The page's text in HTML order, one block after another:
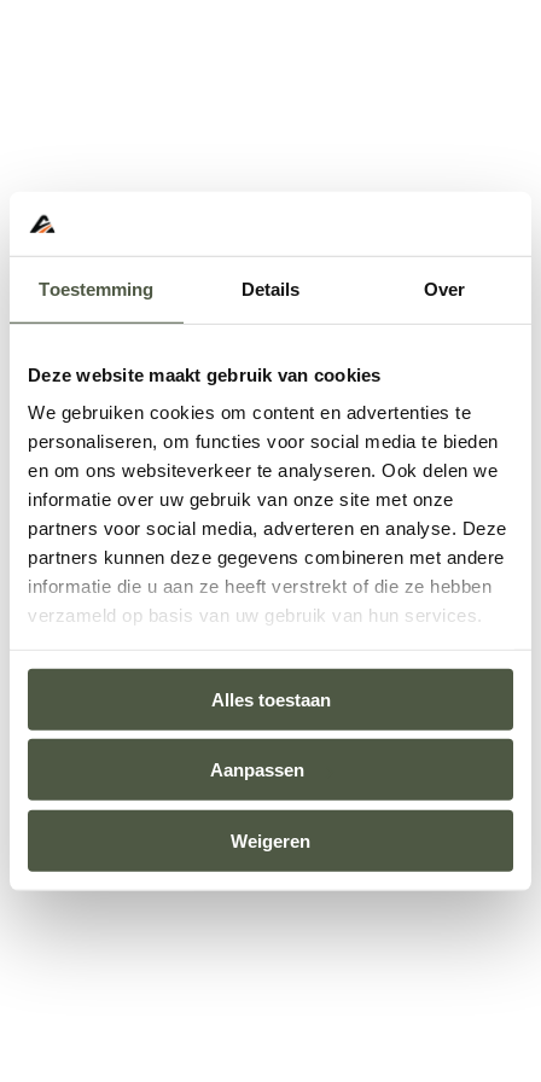
Toestemming Details Over
Deze website maakt gebruik van cookies
We gebruiken cookies om content en advertenties te
personaliseren, om functies voor social media te bieden
en om ons websiteverkeer te analyseren. Ook delen we
informatie over uw gebruik van onze site met onze
partners voor social media, adverteren en analyse. Deze
partners kunnen deze gegevens combineren met andere
informatie die u aan ze heeft verstrekt of die ze hebben
verzameld op basis van uw gebruik van hun services.
Alles toestaan
Aanpassen
Weigeren
Application error: a client-side exception has occurred while
loadingwww.abd.nl(see the browser consolefor more
information).